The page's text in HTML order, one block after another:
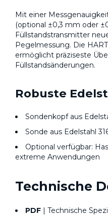
Mit einer
(optional ±0,3 mm oder
Füllstandstransmitter
Pegelmessung. Die
ermöglicht präziseste
Füllstandsänderungen.
Robuste
Sondenkopf aus
Sonde aus Edelstahl
Optional verfügbar:
extreme Anwendungen
Technische
PDF | Technische